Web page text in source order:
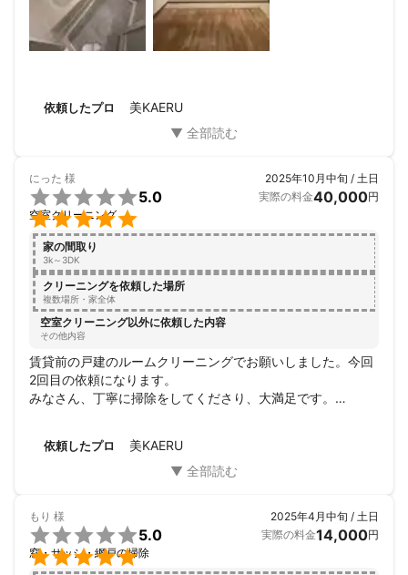
依頼したプロ 美KAERU
にった 様


5.0
空室クリーニング
2025年10月中旬 / 土日
実際の料金40,000円
家の間取り
3k～3DK
クリーニングを依頼した場所
複数場所・家全体
空室クリーニング以外に依頼した内容
その他内容
賃貸前の戸建のルームクリーニングでお願いしました。今回
2回目の依頼になります。
みなさん、丁寧に掃除をしてくださり、大満足です。
依頼したプロ 美KAERU
もり 様


5.0
窓・サッシ・網戸の掃除
2025年4月中旬 / 土日
実際の料金14,000円